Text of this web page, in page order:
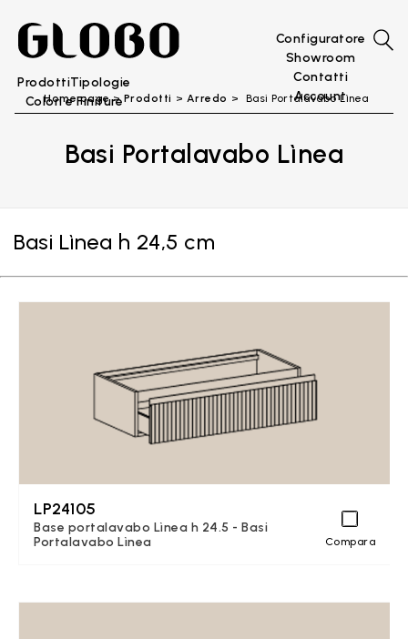
ProdottiTipologie
Colori e Finiture
Configuratore
Showroom
Contatti
Account
Home page Prodotti Arredo Basi Portalavabo Lìnea
Basi Portalavabo Lìnea
Basi Lìnea h 24,5 cm
LP24105
Base portalavabo Lìnea h 24.5 - Basi
Portalavabo Lìnea
Compara